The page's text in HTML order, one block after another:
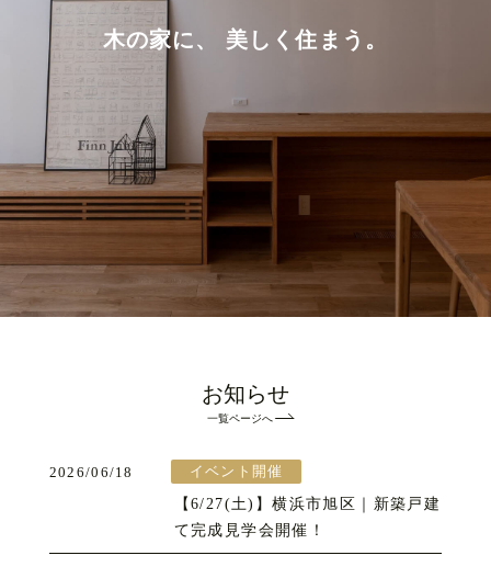
木の家に、 美しく住まう。
お知らせ
一覧ページへ
2026/06/18
イベント開催
【6/27(土)】横浜市旭区｜新築戸建
て完成見学会開催！